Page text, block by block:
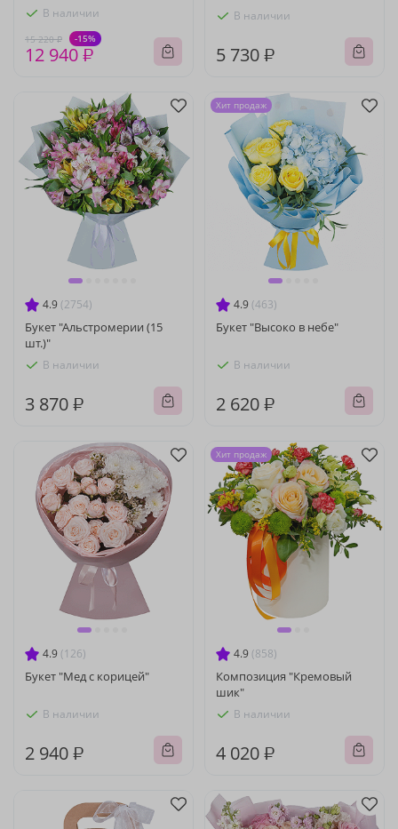
В наличии
15 220 ₽ -15%
12 940 ₽
В наличии
5 730 ₽
4.9 (2754)
Букет "Альстромерии (15
шт.)"
В наличии
3 870 ₽
4.9 (463)
Букет "Высоко в небе"
В наличии
2 620 ₽
Хит продаж
4.9 (126)
Букет "Мед с корицей"
В наличии
2 940 ₽
4.9 (858)
Композиция "Кремовый
шик"
В наличии
4 020 ₽
Хит продаж